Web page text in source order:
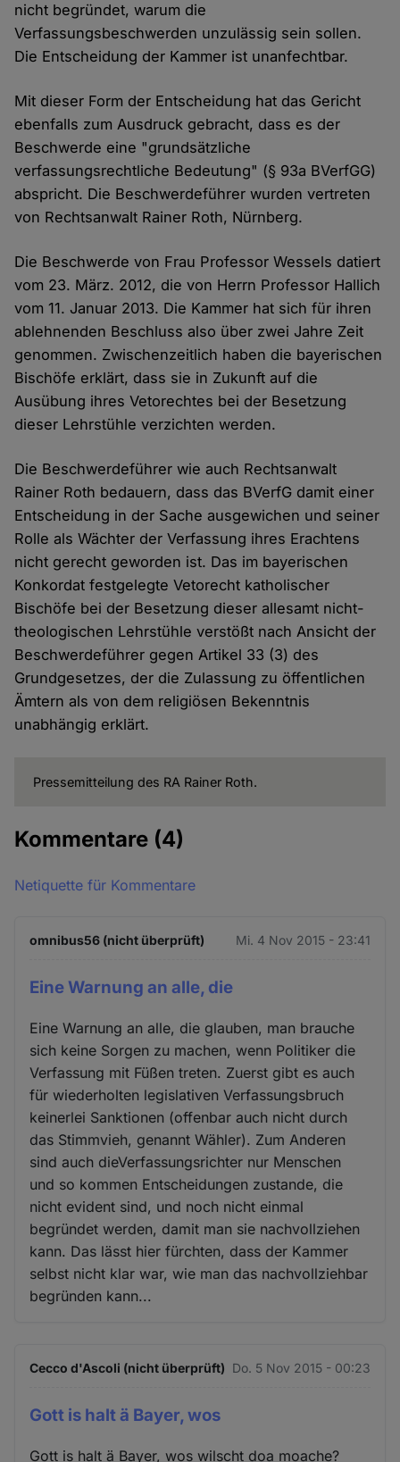
nicht begründet, warum die
Verfassungsbeschwerden unzulässig sein sollen.
Die Entscheidung der Kammer ist unanfechtbar.
Mit dieser Form der Entscheidung hat das Gericht
ebenfalls zum Ausdruck gebracht, dass es der
Beschwerde eine "grundsätzliche
verfassungsrechtliche Bedeutung" (§ 93a BVerfGG)
abspricht. Die Beschwerdeführer wurden vertreten
von Rechtsanwalt Rainer Roth, Nürnberg.
Die Beschwerde von Frau Professor Wessels datiert
vom 23. März. 2012, die von Herrn Professor Hallich
vom 11. Januar 2013. Die Kammer hat sich für ihren
ablehnenden Beschluss also über zwei Jahre Zeit
genommen. Zwischenzeitlich haben die bayerischen
Bischöfe erklärt, dass sie in Zukunft auf die
Ausübung ihres Vetorechtes bei der Besetzung
dieser Lehrstühle verzichten werden.
Die Beschwerdeführer wie auch Rechtsanwalt
Rainer Roth bedauern, dass das BVerfG damit einer
Entscheidung in der Sache ausgewichen und seiner
Rolle als Wächter der Verfassung ihres Erachtens
nicht gerecht geworden ist. Das im bayerischen
Konkordat festgelegte Vetorecht katholischer
Bischöfe bei der Besetzung dieser allesamt nicht-
theologischen Lehrstühle verstößt nach Ansicht der
Beschwerdeführer gegen Artikel 33 (3) des
Grundgesetzes, der die Zulassung zu öffentlichen
Ämtern als von dem religiösen Bekenntnis
unabhängig erklärt.
Pressemitteilung des RA Rainer Roth.
Kommentare (4)
Netiquette für Kommentare
omnibus56 (nicht überprüft) Mi. 4 Nov 2015 - 23:41
Eine Warnung an alle, die
Eine Warnung an alle, die glauben, man brauche
sich keine Sorgen zu machen, wenn Politiker die
Verfassung mit Füßen treten. Zuerst gibt es auch
für wiederholten legislativen Verfassungsbruch
keinerlei Sanktionen (offenbar auch nicht durch
das Stimmvieh, genannt Wähler). Zum Anderen
sind auch dieVerfassungsrichter nur Menschen
und so kommen Entscheidungen zustande, die
nicht evident sind, und noch nicht einmal
begründet werden, damit man sie nachvollziehen
kann. Das lässt hier fürchten, dass der Kammer
selbst nicht klar war, wie man das nachvollziehbar
begründen kann...
Cecco d'Ascoli (nicht überprüft) Do. 5 Nov 2015 - 00:23
Gott is halt ä Bayer, wos
Gott is halt ä Bayer, wos wilscht doa moache?